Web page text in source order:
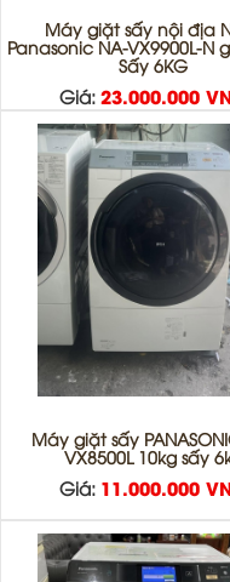
Máy giặt sấy nội địa
Panasonic NA-VX9900L-N
Sấy 6KG
Giá: 23.000.000
Máy giặt sấy
VX8500L 10kg sấy
Giá: 11.000.000